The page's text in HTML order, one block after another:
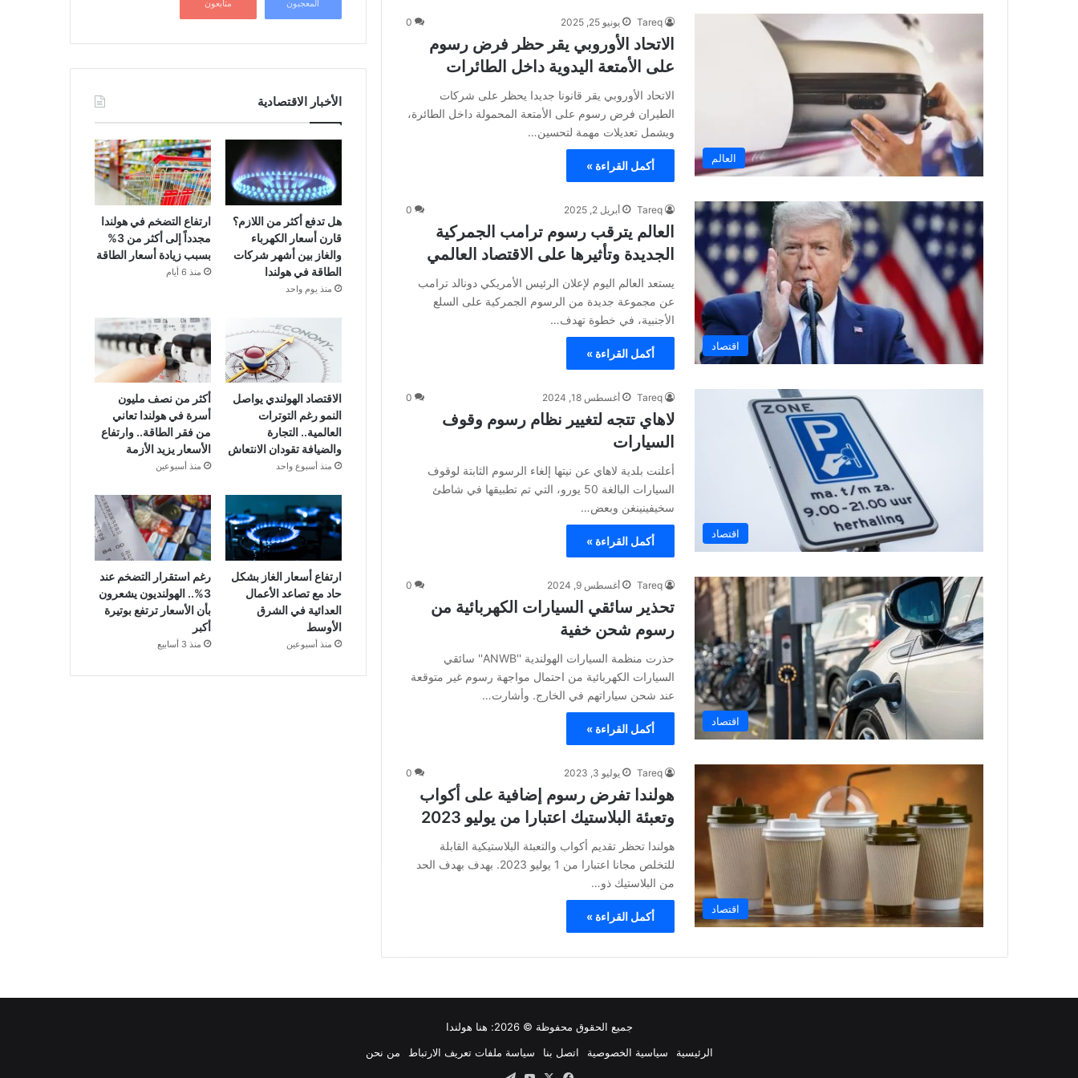
العالم
Tareq يونيو 25, 2025 0
الاتحاد الأوروبي يقر حظر فرض رسوم
على الأمتعة اليدوية داخل الطائرات
الاتحاد الأوروبي يقر قانونا جديدا يحظر على شركات
الطيران فرض رسوم على الأمتعة المحمولة داخل الطائرة،
ويشمل تعديلات مهمة لتحسين…
أكمل القراءة »
اقتصاد
Tareq أبريل 2, 2025 0
العالم يترقب رسوم ترامب الجمركية
الجديدة وتأثيرها على الاقتصاد العالمي
يستعد العالم اليوم لإعلان الرئيس الأمريكي دونالد ترامب
عن مجموعة جديدة من الرسوم الجمركية على السلع
الأجنبية، في خطوة تهدف…
أكمل القراءة »
اقتصاد
Tareq أغسطس 18, 2024 0
لاهاي تتجه لتغيير نظام رسوم وقوف
السيارات
أعلنت بلدية لاهاي عن نيتها إلغاء الرسوم الثابتة لوقوف
السيارات البالغة 50 يورو، التي تم تطبيقها في شاطئ
سخيفينينغن وبعض…
أكمل القراءة »
اقتصاد
Tareq أغسطس 9, 2024 0
تحذير سائقي السيارات الكهربائية من
رسوم شحن خفية
حذرت منظمة السيارات الهولندية ''ANWB'' سائقي
السيارات الكهربائية من احتمال مواجهة رسوم غير متوقعة
عند شحن سياراتهم في الخارج. وأشارت…
أكمل القراءة »
اقتصاد
Tareq يوليو 3, 2023 0
هولندا تفرض رسوم إضافية على أكواب
وتعبئة البلاستيك اعتبارا من يوليو 2023
هولندا تحظر تقديم أكواب والتعبئة البلاستيكية القابلة
للتخلص مجانا اعتبارا من 1 يوليو 2023. بهدف بهدف الحد
من البلاستيك ذو…
أكمل القراءة »
المعجبون متابعون
الأخبار الاقتصادية
هل تدفع أكثر من اللازم؟
قارن أسعار الكهرباء
والغاز بين أشهر شركات
الطاقة في هولندا
منذ يوم واحد
ارتفاع التضخم في هولندا
مجدداً إلى أكثر من 3%
بسبب زيادة أسعار الطاقة
منذ 6 أيام
الاقتصاد الهولندي يواصل
النمو رغم التوترات
العالمية.. التجارة
والضيافة تقودان الانتعاش
منذ أسبوع واحد
أكثر من نصف مليون
أسرة في هولندا تعاني
من فقر الطاقة.. وارتفاع
الأسعار يزيد الأزمة
منذ أسبوعين
ارتفاع أسعار الغاز بشكل
حاد مع تصاعد الأعمال
العدائية في الشرق
الأوسط
منذ أسبوعين
رغم استقرار التضخم عند
3%.. الهولنديون يشعرون
بأن الأسعار ترتفع بوتيرة
أكبر
منذ 3 أسابيع
جميع الحقوق محفوظة © 2026:
هنا هولندا
الرئيسية
سياسية الخصوصية اتصل بنا سياسة ملفات تعريف الارتباط
من نحن